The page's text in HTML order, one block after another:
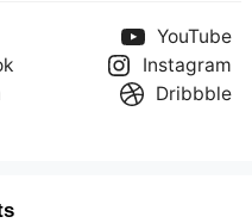
YouTube
Instagram
Dribbble